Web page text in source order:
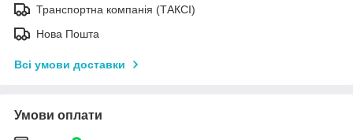
Транспортна компанія (ТАКСІ)
Нова Пошта
Всі умови доставки
Умови оплати